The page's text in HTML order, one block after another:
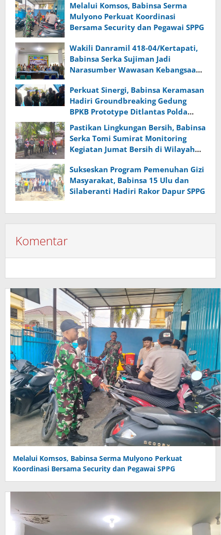
Melalui Komsos, Babinsa Serma
Mulyono Perkuat Koordinasi
Bersama Security dan Pegawai SPPG
Wakili Danramil 418-04/Kertapati,
Babinsa Serka Sujiman Jadi
Narasumber Wawasan Kebangsaan
Perkuat Sinergi, Babinsa Keramasan
Hadiri Groundbreaking Gedung
BPKB Prototype Ditlantas Polda
Sumsel
Pastikan Lingkungan Bersih, Babinsa
Serka Tomi Sumirat Monitoring
Kegiatan Jumat Bersih di Wilayah
Sukseskan Program Pemenuhan Gizi
Masyarakat, Babinsa 15 Ulu dan
Silaberanti Hadiri Rakor Dapur SPPG
Komentar
Melalui Komsos, Babinsa Serma Mulyono Perkuat
Koordinasi Bersama Security dan Pegawai SPPG